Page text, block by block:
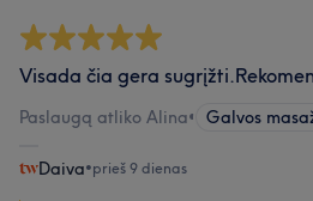
Visada čia gera
Paslaugą atliko Alina• Galvos
Daiva•prieš 9 dienas